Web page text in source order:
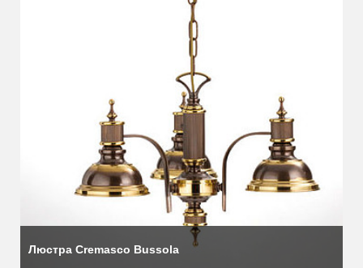
Люстра Cremasco Bussola